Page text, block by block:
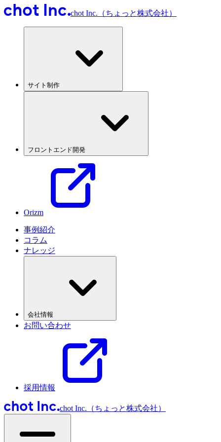
chot Inc.（ちょっと株式会社）
サイト制作
フロントエンド開発
Orizm
事例紹介
コラム
ナレッジ
会社情報
お問い合わせ
採用情報
chot Inc.（ちょっと株式会社）